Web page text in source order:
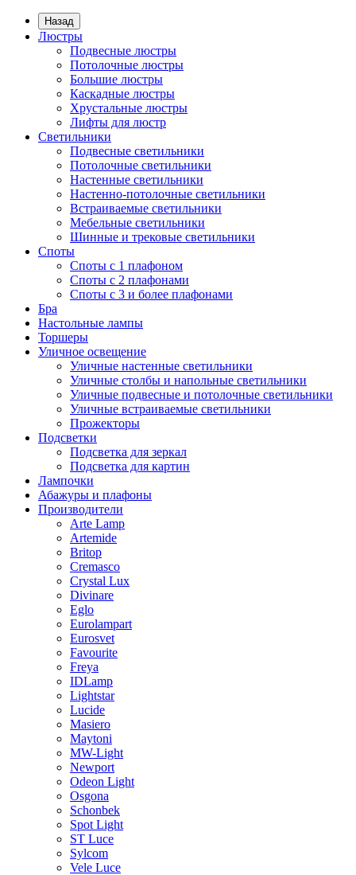
Назад
Люстры
Подвесные люстры
Потолочные люстры
Большие люстры
Каскадные люстры
Хрустальные люстры
Лифты для люстр
Светильники
Подвесные светильники
Потолочные светильники
Настенные светильники
Настенно-потолочные светильники
Встраиваемые светильники
Мебельные светильники
Шинные и трековые светильники
Споты
Споты с 1 плафоном
Споты с 2 плафонами
Споты с 3 и более плафонами
Бра
Настольные лампы
Торшеры
Уличное освещение
Уличные настенные светильники
Уличные столбы и напольные светильники
Уличные подвесные и потолочные светильники
Уличные встраиваемые светильники
Прожекторы
Подсветки
Подсветка для зеркал
Подсветка для картин
Лампочки
Абажуры и плафоны
Производители
Arte Lamp
Artemide
Britop
Cremasco
Crystal Lux
Divinare
Eglo
Eurolampart
Eurosvet
Favourite
Freya
IDLamp
Lightstar
Lucide
Masiero
Maytoni
MW-Light
Newport
Odeon Light
Osgona
Schonbek
Spot Light
ST Luce
Sylcom
Vele Luce